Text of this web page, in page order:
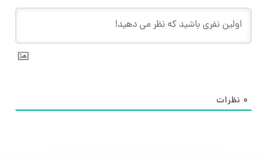
۰ نظرات